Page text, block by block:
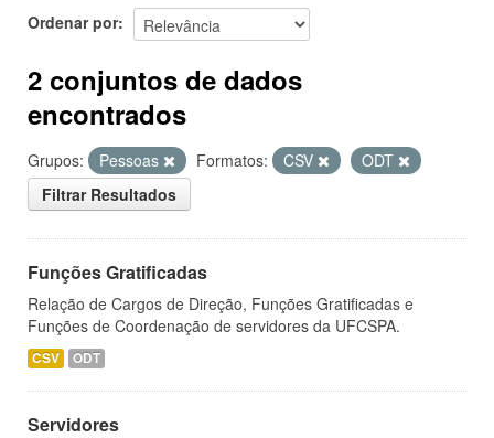
Ordenar por
2 conjuntos de dados
encontrados
Grupos: Pessoas Formatos: CSV
ODT
Filtrar Resultados
Funções Gratificadas
Relação de Cargos de Direção, Funções Gratificadas e
Funções de Coordenação de servidores da UFCSPA.
CSV ODT
Servidores